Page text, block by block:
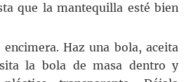
que la mantequilla esté bien
encimera. Haz una bola, aceita
la bola de masa dentro y